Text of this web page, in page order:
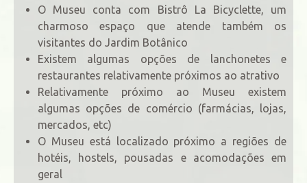
O Museu conta com Bistrô La Bicyclette, um
charmoso espaço que atende também os
visitantes do Jardim Botânico
Existem algumas opções de lanchonetes e
restaurantes relativamente próximos ao atrativo
Relativamente próximo ao Museu existem
algumas opções de comércio (farmácias, lojas,
mercados, etc)
O Museu está localizado próximo a regiões de
hotéis, hostels, pousadas e acomodações em
geral